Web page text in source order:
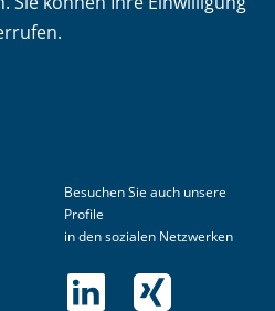
Besuchen Sie auch unsere
Profile
in den sozialen Netzwerken